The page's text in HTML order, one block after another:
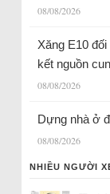
08/08/2026
Xăng E10
kết nguồn
08/08/2026
Dựng nhà ở
08/08/2026
NHIỀU NGƯỜI